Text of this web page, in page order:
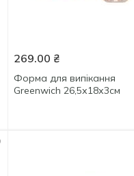
269.00 ₴
Форма для випікання
Greenwich 26,5х18х3см